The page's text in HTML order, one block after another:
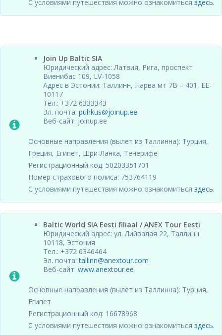
С условиями путешествия можно ознакомиться здесь.
Join Up Baltic SIA
Юридический адрес: Латвия, Рига, проспект
Виенибас 109, LV-1058
Адрес в Эстонии: Таллинн, Нарва мт 7B – 401, EE-
10117
Тел.: +372 6333343
Эл. почта: puhkus@joinup.ee
Веб-сайт: joinup.ee
Основные направления (вылет из Таллинна): Турция,
Греция, Египет, Шри-Ланка, Тенерифе
Регистрационный код: 50203351701
Номер страхового полиса: 753764119
С условиями путешествия можно ознакомиться здесь.
Baltic World SIA Eesti filiaal / ANEX Tour Eesti
Юридический адрес: ул. Лийвалая 22, Таллинн
10118, Эстония
Тел.: +372 6346464
Эл. почта:tallinn@anextour.com
Веб-сайт: www.anextour.ee
Основные направления (вылет из Таллинна): Турция,
Египет
Регистрационный код: 16678968
С условиями путешествия можно ознакомиться здесь.